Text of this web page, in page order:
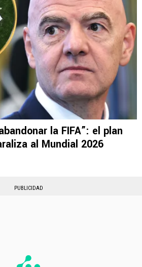
la FIFA”: el plan
al Mundial 2026
PUBLICIDAD